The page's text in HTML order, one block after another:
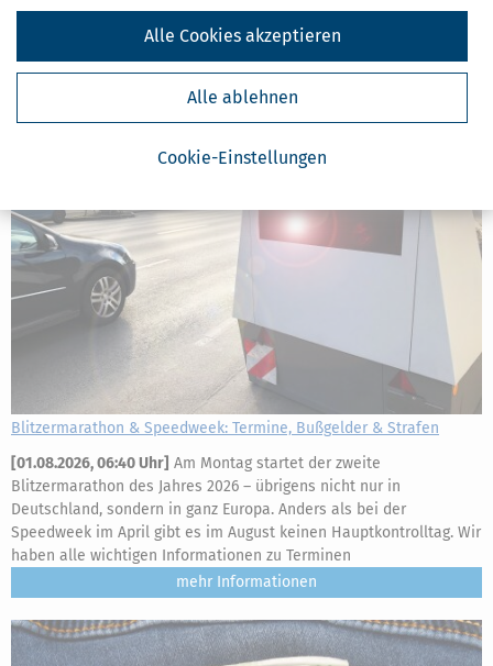
Cookie-Einstellungen
Alle ablehnen
Alle Cookies akzeptieren
Weitere News zum Thema
Blitzermarathon & Speedweek: Termine, Bußgelder & Strafen
[01.08.2026, 06:40 Uhr] Am Montag startet der zweite
Blitzermarathon des Jahres 2026 – übrigens nicht nur in
Deutschland, sondern in ganz Europa. Anders als bei der
Speedweek im April gibt es im August keinen Hauptkontrolltag. Wir
haben alle wichtigen Informationen zu Terminen
mehr